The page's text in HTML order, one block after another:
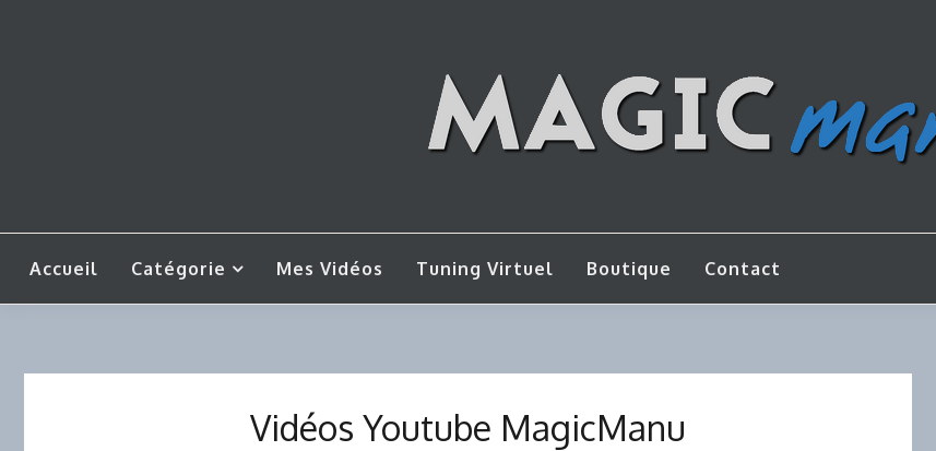
MAGICMANU
Accueil Catégorie Mes Vidéos Tuning Virtuel Boutique Contact
Vidéos Youtube MagicManu